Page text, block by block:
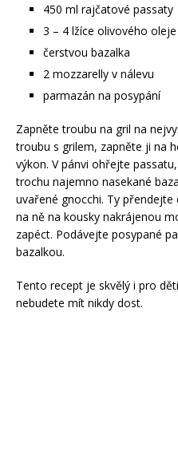
450 ml rajčatové passaty
3 – 4 lžíce olivového oleje
čerstvou bazalka
2 mozzarelly v nálevu
parmazán na posypání
Zapněte troubu na gril na
troubu s grilem, zapněte ji na
výkon. V pánvi ohřejte
trochu najemno nasekané
uvařené gnocchi. Ty
na ně na kousky nakrájenou
zapéct. Podávejte posypané
bazalkou.
Tento recept je skvělý i pro
nebudete mít nikdy dost.